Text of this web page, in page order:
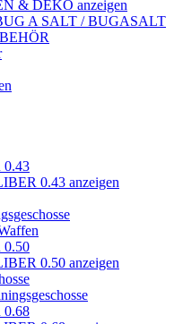
& DEKO anzeigen
A SALT / BUGASALT
0.43 anzeigen
0.50 anzeigen